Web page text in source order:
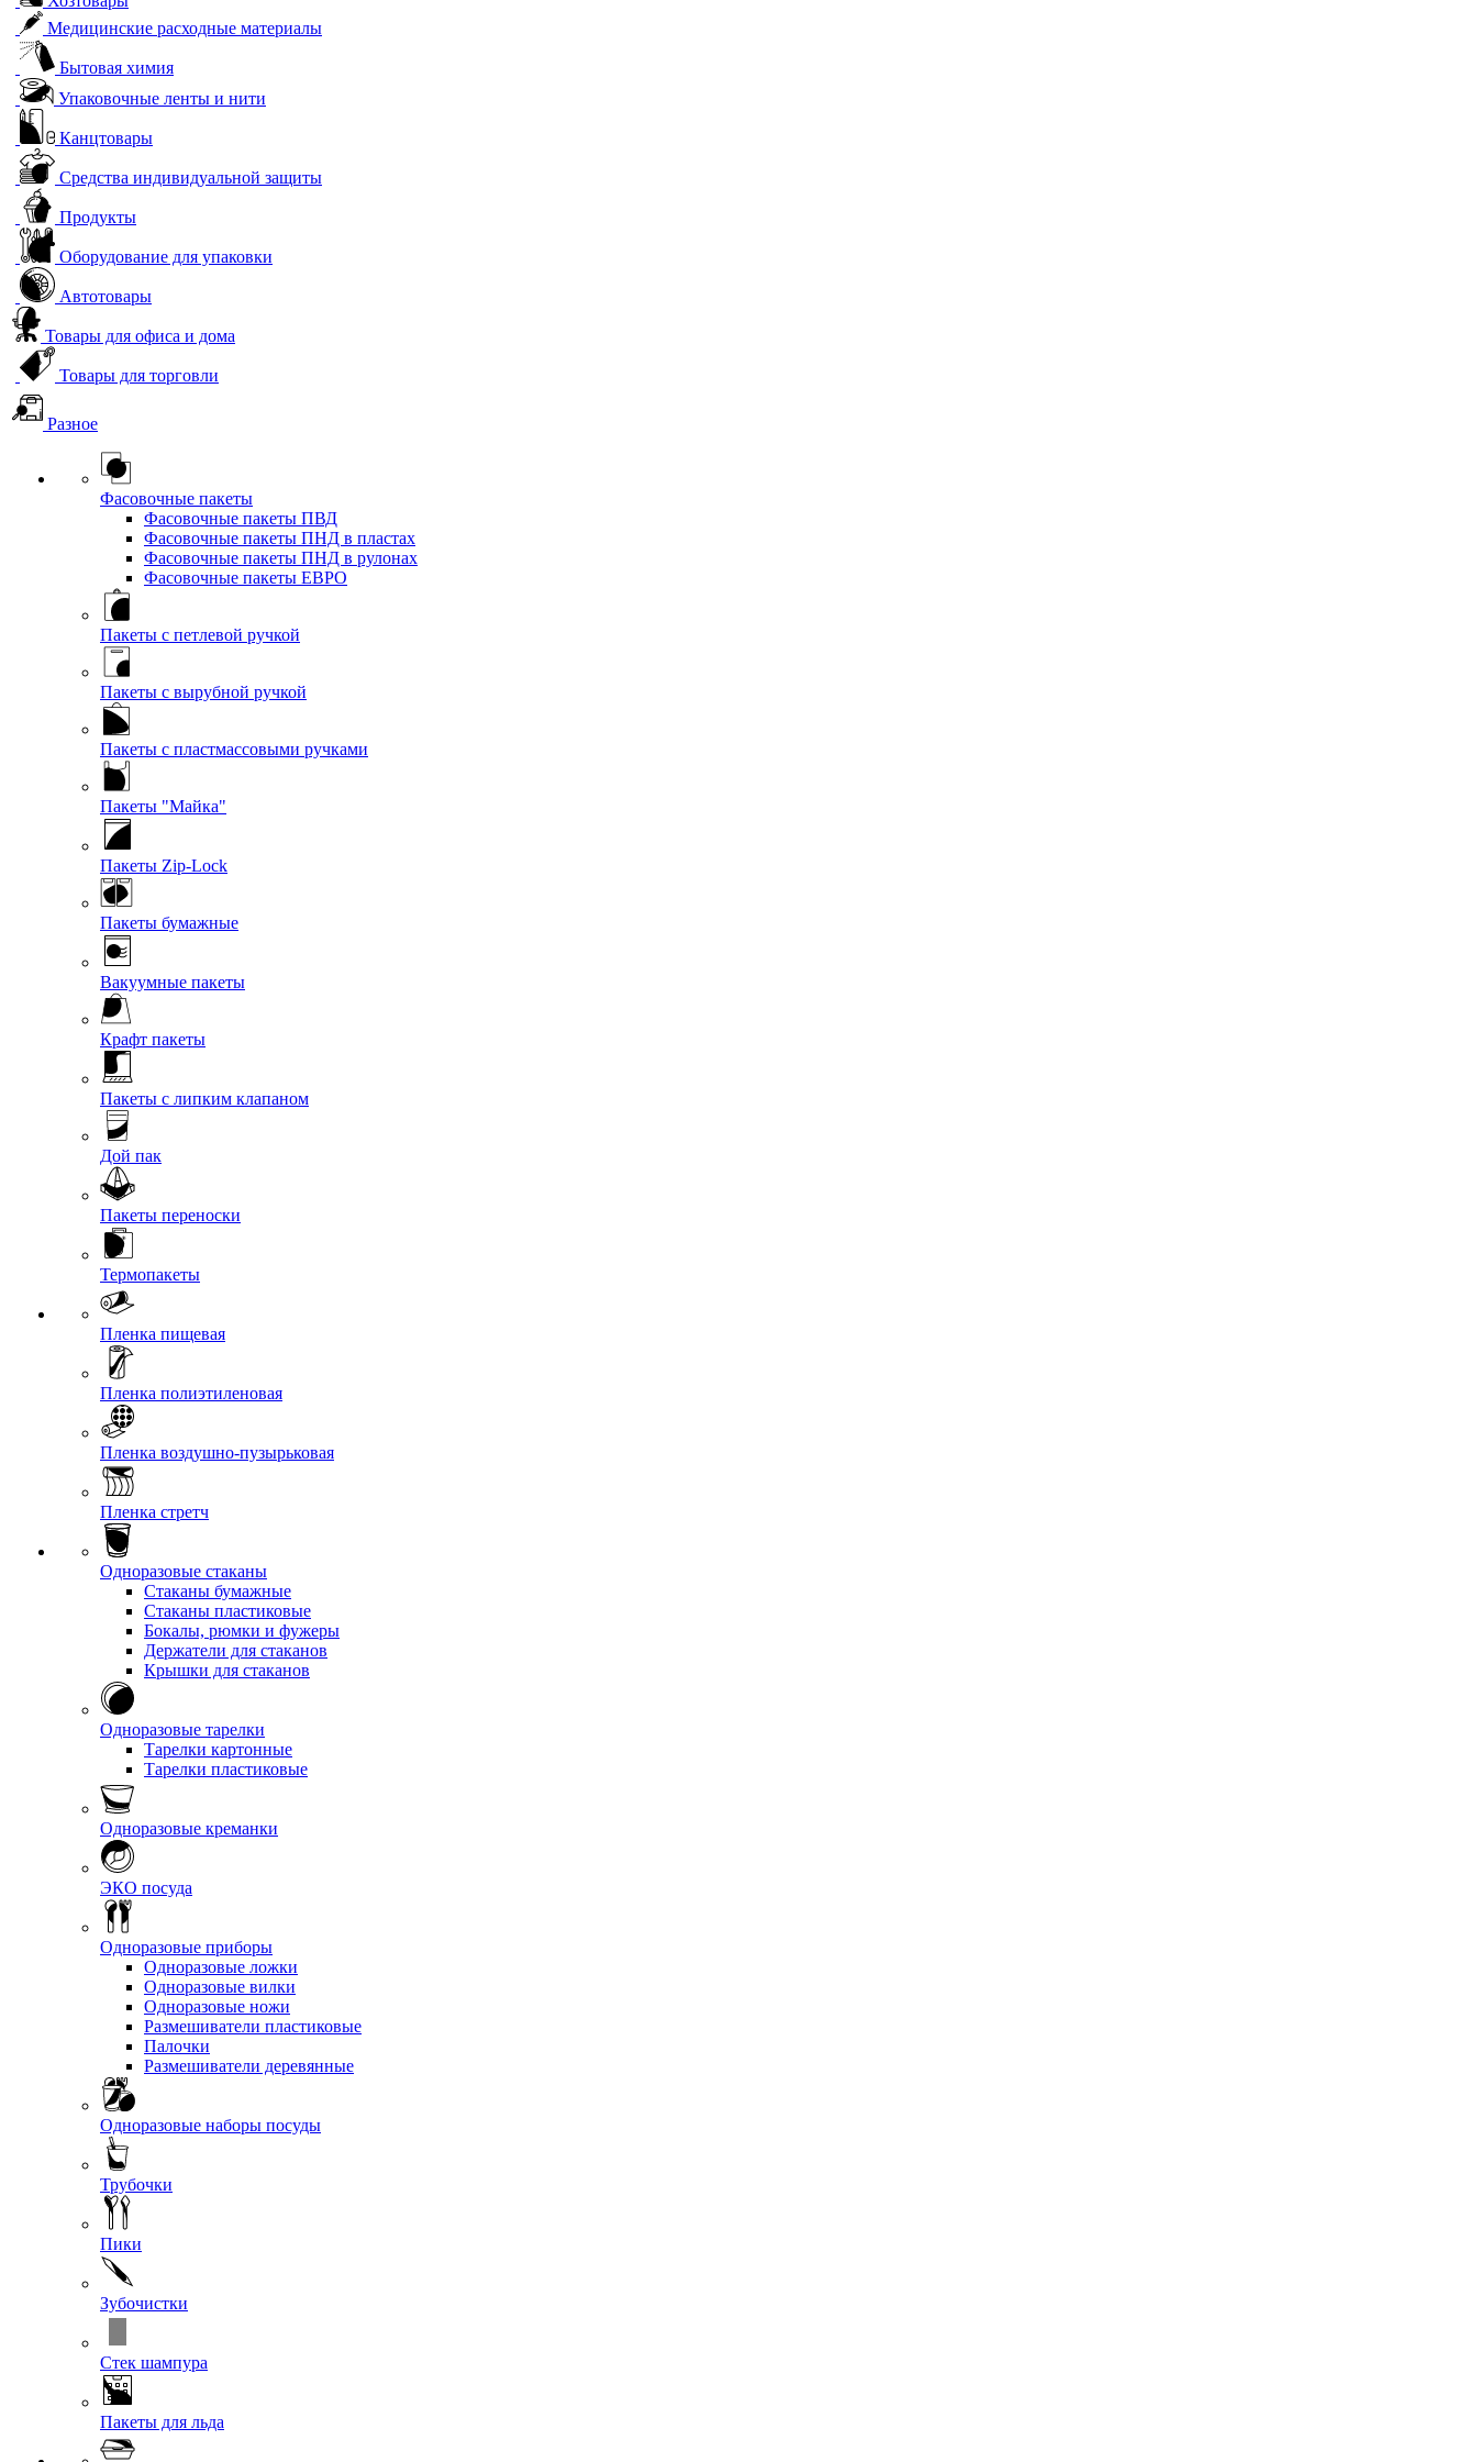
Медицинские расходные материалы
Бытовая химия
Упаковочные ленты и нити
Канцтовары
Средства индивидуальной защиты
Продукты
Оборудование для упаковки
Автотовары
Товары для офиса и дома
Товары для торговли
Разное
Фасовочные пакеты
Фасовочные пакеты ПВД
Фасовочные пакеты ПНД в пластах
Фасовочные пакеты ПНД в рулонах
Фасовочные пакеты ЕВРО
Пакеты с петлевой ручкой
Пакеты с вырубной ручкой
Пакеты с пластмассовыми ручками
Пакеты "Майка"
Пакеты Zip-Lock
Пакеты бумажные
Вакуумные пакеты
Крафт пакеты
Пакеты с липким клапаном
Дой пак
Пакеты переноски
Термопакеты
Пленка пищевая
Пленка полиэтиленовая
Пленка воздушно-пузырьковая
Пленка стретч
Одноразовые стаканы
Стаканы бумажные
Стаканы пластиковые
Бокалы, рюмки и фужеры
Держатели для стаканов
Крышки для стаканов
Одноразовые тарелки
Тарелки картонные
Тарелки пластиковые
Одноразовые креманки
ЭКО посуда
Одноразовые приборы
Одноразовые ложки
Одноразовые вилки
Одноразовые ножи
Размешиватели пластиковые
Палочки
Размешиватели деревянные
Одноразовые наборы посуды
Трубочки
Пики
Зубочистки
Стек шампура
Пакеты для льда